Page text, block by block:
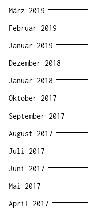
März 2019
Februar 2019
Januar 2019
Dezember 2018
Januar 2018
Oktober 2017
September 2017
August 2017
Juli 2017
Juni 2017
Mai 2017
April 2017